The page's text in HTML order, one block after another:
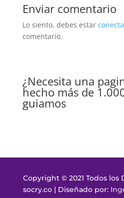
Enviar comentario
Lo siento, debes estar
comentario.
¿Necesita una
hecho más de
guiamos
Copyright © 2021 Todos los
socry.co | Diseñado por: